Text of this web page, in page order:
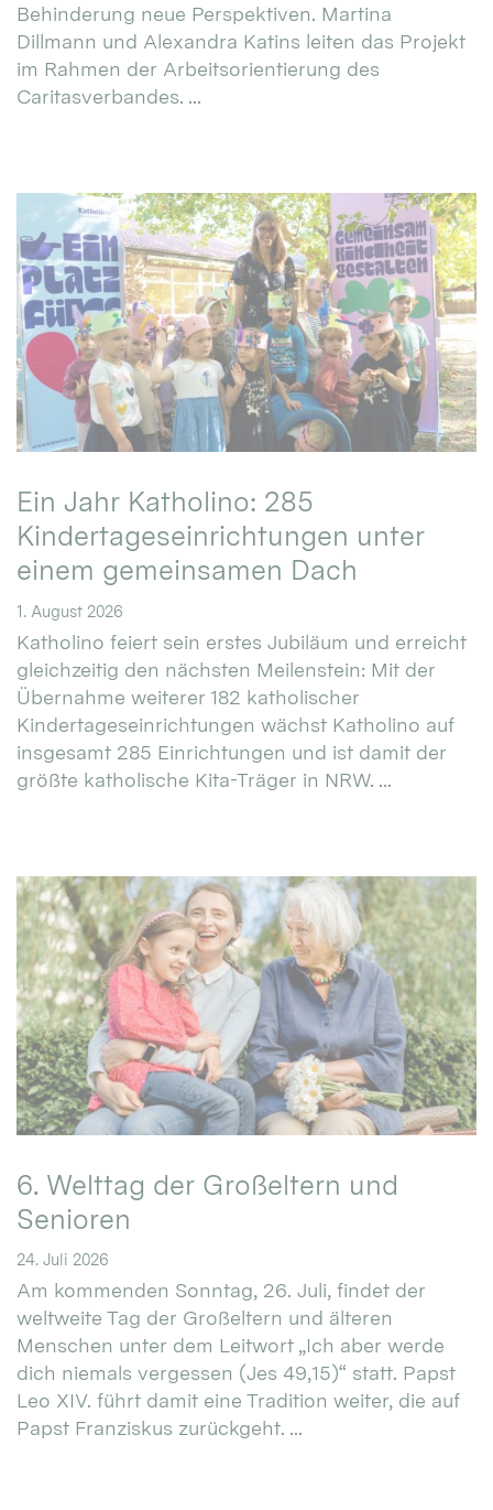
Behinderung neue Perspektiven. Martina
Dillmann und Alexandra Katins leiten das Projekt
im Rahmen der Arbeitsorientierung des
Caritasverbandes. ...
Ein Jahr Katholino: 285
Kindertageseinrichtungen unter
einem gemeinsamen Dach
1. August 2026
Katholino feiert sein erstes Jubiläum und erreicht
gleichzeitig den nächsten Meilenstein: Mit der
Übernahme weiterer 182 katholischer
Kindertageseinrichtungen wächst Katholino auf
insgesamt 285 Einrichtungen und ist damit der
größte katholische Kita-Träger in NRW. ...
6. Welttag der Großeltern und
Senioren
24. Juli 2026
Am kommenden Sonntag, 26. Juli, findet der
weltweite Tag der Großeltern und älteren
Menschen unter dem Leitwort „Ich aber werde
dich niemals vergessen (Jes 49,15)“ statt. Papst
Leo XIV. führt damit eine Tradition weiter, die auf
Papst Franziskus zurückgeht. ...